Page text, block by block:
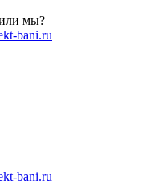
мы?
bani.ru
bani.ru